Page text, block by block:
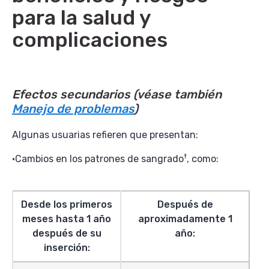
para la salud y
complicaciones
Efectos secundarios (véase también
Manejo de problemas)
Algunas usuarias refieren que presentan:
Cambios en los patrones de sangrado†, como:
Desde los primeros
meses hasta 1 año
después de su
inserción:
Después de
aproximadamente 1
año: